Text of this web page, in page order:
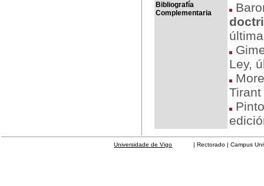
Bibliografía
Complementaria
Ley,
Universidade de Vigo | Rectorado | Campus